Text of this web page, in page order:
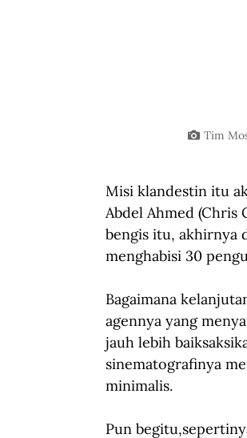
Tim
Misi klandestin itu
Abdel Ahmed (Chris
bengis itu, akhirnya
menghabisi 30
Bagaimana
agennya yang
jauh lebih
sinematografinya
minimalis.
Pun